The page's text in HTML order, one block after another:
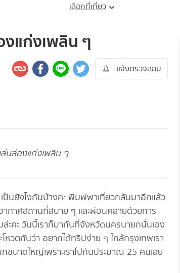
เลือกที่เที่ยว
งแก่งเพลิน ๆ
แจ้งตรวจสอบ
ล่นล่องแก่งเพลิน ๆ
บ้างคะ พิมพ์พาเที่ยวกลับมาอีกแล้ว
กาศสถานที่สบาย ๆ และผ่อนคลายด้วยการ
ะคะ วันนี้เราก็มากันที่จังหวัดนครนายกนั่นเอง
วตกันว่า อยากได้ทริปง่าย ๆ ใกล้กรุงเทพเรา
นาดใหญ่เพราะเราไปกันประมาณ 25 คนเลย